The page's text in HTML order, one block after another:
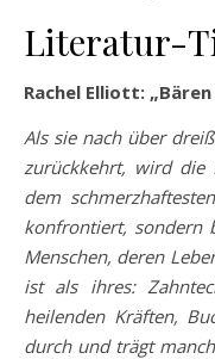
Literatur-
Rachel Elliott:
Als sie nach über
zurückkehrt, wird die
dem
konfrontiert, sondern
Menschen, deren
ist als ihres:
heilenden Kräften,
durch und trägt